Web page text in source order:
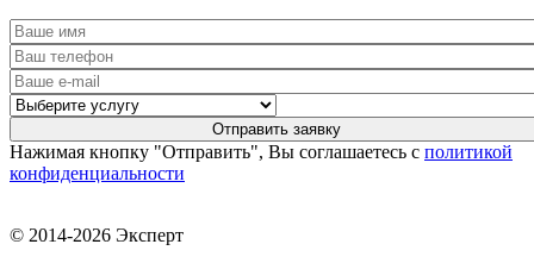
Нажимая кнопку "Отправить", Вы соглашаетесь с политикой
конфиденциальности
© 2014-2026 Эксперт